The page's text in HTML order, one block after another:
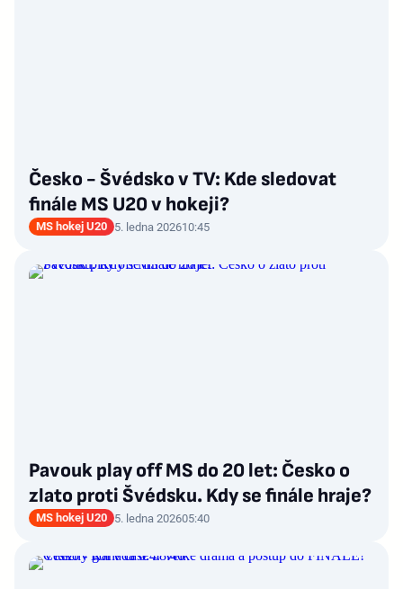
Česko - Švédsko v TV: Kde sledovat
finále MS U20 v hokeji?
MS hokej U20 5. ledna 202610:45
Pavouk play off MS do 20 let: Česko o
zlato proti Švédsku. Kdy se finále hraje?
MS hokej U20 5. ledna 202605:40